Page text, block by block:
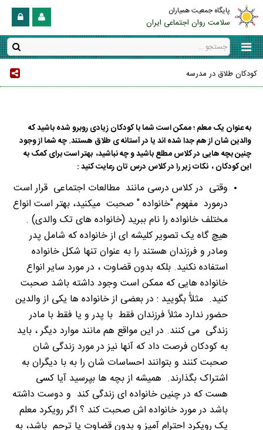
پایگاه جمعیت همیاران
سلامت روان اجتماعی ایران
کودکان طلاق در مدرسه
به عنوان یک معلم ؛ ممکن است شما با کودکان زیادی روبرو شده باشید که
والدین شان از هم جدا شده اند یا در آستانه ی طلاق هستند. چه شما از وجود
چنین بچه هایی در کلاس مطلع باشید و چه نباشید، بهتر است برای کمک به
این کودکان ، نکات زیر را در کلاس درس تان رعایت کنید :
وقتی در کلاس درسی مانند مطالعات اجتماعی قرار است
درمورد مفهوم "خانواده " صحبت میکنید، بهتر است انواع
مختلف خانواده را نام ببرید (خانواده های تک والدی) .
هیچ گاه یک تصویر کلیشه ای از خانواده که شامل پدر
ومادر و فرزندان هستند را به عنوان تنها شکل خانواده
استفاده نکنید. بلکه بدون قضاوت ، در مورد سایر انواع
خانواده هایی که ممکن است وجود داشته باشد صحبت
کنید. مثلآً بگویید : در بعضی از خانواده ها یکی از والدین
حضور ندارد مثلاً فرزندان فقط با پدر و یا فقط با مادر
زندگی می کنند. در این مواقع هم مانند موارد دیگر ، باید
به کودکان فرصت داد که آنها نیز در مورد زندگی شان
صحبت کنند و بتوانند احساسات شان را به با دیگران به
اشتراک بگذارند. همیشه از بچه ها بپرسید آیا کسی
هست که در چنین خانواده ای زندگی کند و دوست داشته
باشد در مورد خانواده اش صحبت کند ؟ اگر رویکرد معلم
یک رویکرد احترام آمیز و بدون قضاوت یا ترحم باشد، به